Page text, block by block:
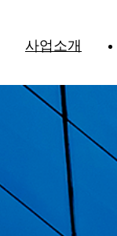
사업소개
추진사업